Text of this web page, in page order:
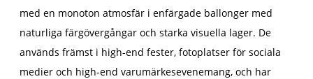
med en monoton atmosfär i enfärgade ballonger med
naturliga färgövergångar och starka visuella lager. De
används främst i high-end fester, fotoplatser för sociala
medier och high-end varumärkesevenemang, och har